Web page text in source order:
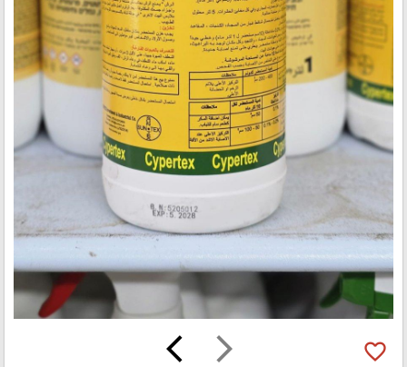
arrow_forward_ios
arrow_back_ios favorite_border